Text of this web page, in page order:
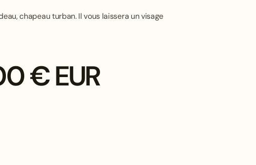
chapeau turban. Il vous laissera un visage
€ EUR